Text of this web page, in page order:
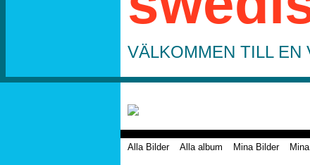
VÄLKOMMEN TILL EN
Alla Bilder Alla album Mina Bilder